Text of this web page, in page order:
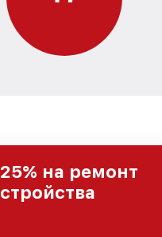
на ремонт